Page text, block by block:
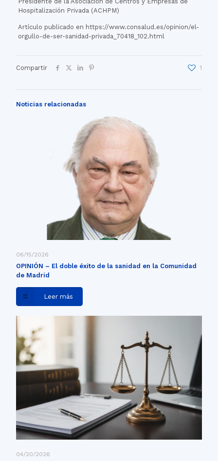
Hospitalización Privada (ACHPM)
Artículo publicado en https://www.consalud.es/opinion/el-
orgullo-de-ser-sanidad-privada_70418_102.html
Compartir 1
Noticias relacionadas
06/15/2026
OPINIÓN – El doble éxito de la sanidad en la Comunidad
de Madrid
Leer más
04/20/2026